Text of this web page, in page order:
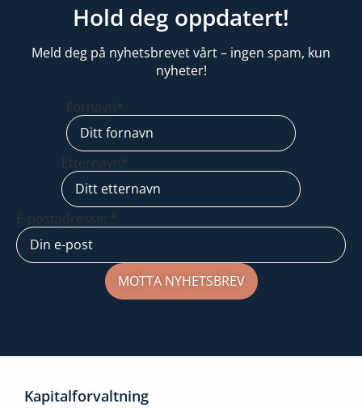
Hold deg oppdatert!
Meld deg på nyhetsbrevet vårt – ingen spam, kun
nyheter!
Fornavn*
Etternavn*
E-postadresse: *
Kapitalforvaltning